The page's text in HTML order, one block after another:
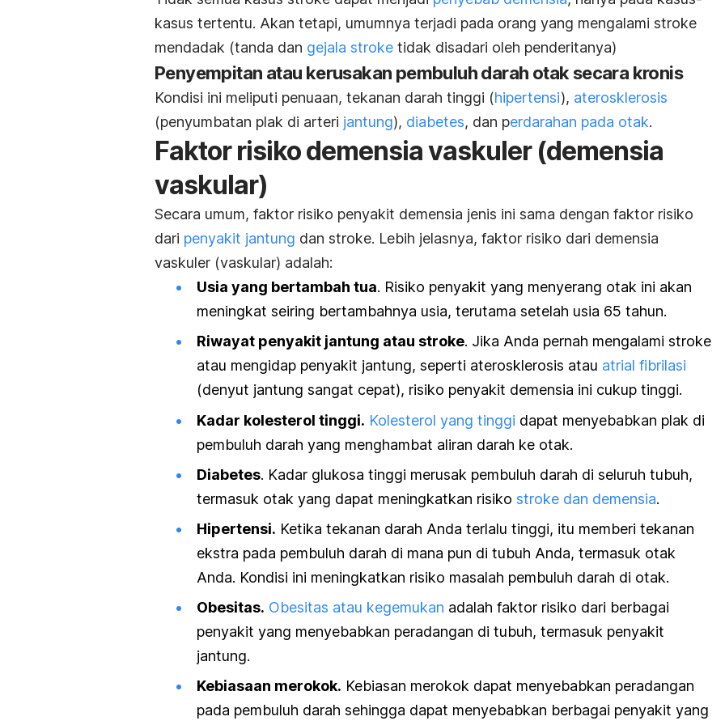
kasus tertentu. Akan tetapi, umumnya terjadi pada orang yang mengalami stroke
mendadak (tanda dan gejala stroke tidak disadari oleh penderitanya)
Penyempitan atau kerusakan pembuluh darah otak secara kronis
Kondisi ini meliputi penuaan, tekanan darah tinggi (hipertensi), aterosklerosis
(penyumbatan plak di arteri jantung), diabetes, dan perdarahan pada otak.
Faktor risiko demensia vaskuler (demensia
vaskular)
Secara umum, faktor risiko penyakit demensia jenis ini sama dengan faktor risiko
dari penyakit jantung dan stroke. Lebih jelasnya, faktor risiko dari demensia
vaskuler (vaskular) adalah:
Usia yang bertambah tua. Risiko penyakit yang menyerang otak ini akan
meningkat seiring bertambahnya usia, terutama setelah usia 65 tahun.
Riwayat penyakit jantung atau stroke. Jika Anda pernah mengalami stroke
atau mengidap penyakit jantung, seperti aterosklerosis atau atrial fibrilasi
(denyut jantung sangat cepat), risiko penyakit demensia ini cukup tinggi.
Kadar kolesterol tinggi. Kolesterol yang tinggi dapat menyebabkan plak di
pembuluh darah yang menghambat aliran darah ke otak.
Diabetes. Kadar glukosa tinggi merusak pembuluh darah di seluruh tubuh,
termasuk otak yang dapat meningkatkan risiko stroke dan demensia.
Hipertensi. Ketika tekanan darah Anda terlalu tinggi, itu memberi tekanan
ekstra pada pembuluh darah di mana pun di tubuh Anda, termasuk otak
Anda. Kondisi ini meningkatkan risiko masalah pembuluh darah di otak.
Obesitas. Obesitas atau kegemukan adalah faktor risiko dari berbagai
penyakit yang menyebabkan peradangan di tubuh, termasuk penyakit
jantung.
Kebiasaan merokok. Kebiasan merokok dapat menyebabkan peradangan
pada pembuluh darah sehingga dapat menyebabkan berbagai penyakit yang